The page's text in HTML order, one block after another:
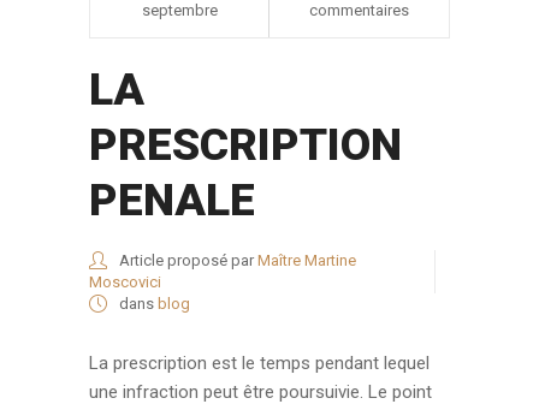
septembre commentaires
LA
PRESCRIPTION
PENALE
Article proposé par Maître Martine
Moscovici
dans blog
La prescription est le temps pendant lequel
une infraction peut être poursuivie. Le point